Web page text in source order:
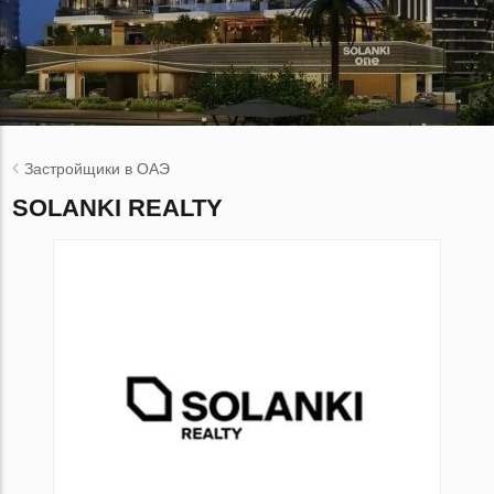
Застройщики в ОАЭ
SOLANKI REALTY